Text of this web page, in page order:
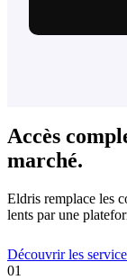
Accès
marché.
Eldris remplace les
lents par une
Découvrir les
01